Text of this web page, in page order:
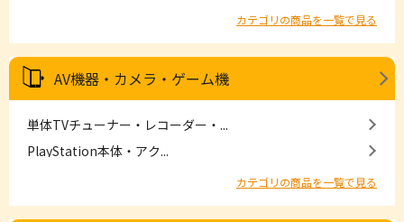
カテゴリの商品を一覧で見る
AV機器・カメラ・ゲーム機
単体TVチューナー・レコーダー・...
PlayStation本体・アク...
カテゴリの商品を一覧で見る